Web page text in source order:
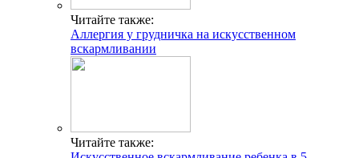
Читайте также:
Аллергия у грудничка на искусственном
вскармливании
Читайте также: